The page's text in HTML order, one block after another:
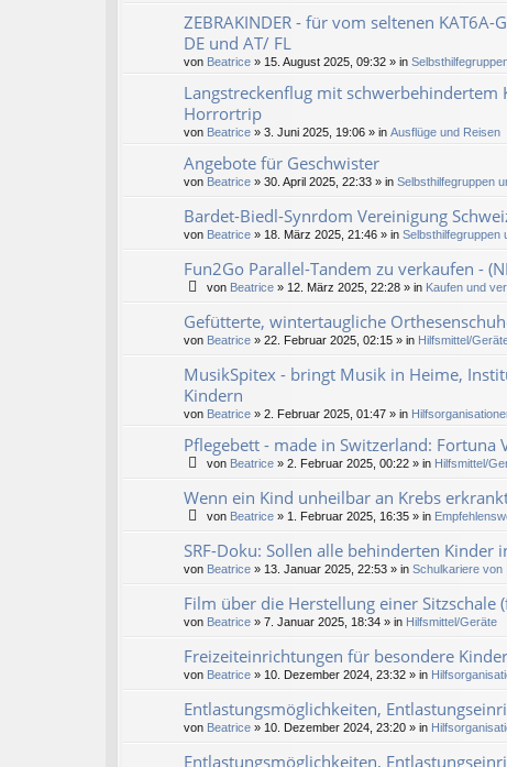
ZEBRAKINDER - für vom seltenen
DE und AT/ FL
von Beatrice » 15. August 2025, 09:32 » in
Langstreckenflug mit schwerbehindertem
Horrortrip
von Beatrice » 3. Juni 2025, 19:06 » in Ausflüge und Reisen
Angebote für Geschwister
von Beatrice » 30. April 2025, 22:33 » in Selbsthilfegruppen
Bardet-Biedl-Synrdom Vereinigung
von Beatrice » 18. März 2025, 21:46 » in Selbsthilfegruppen
Fun2Go Parallel-Tandem zu verkaufen -
von Beatrice » 12. März 2025, 22:28 » in Kaufen und
Gefütterte, wintertaugliche
von Beatrice » 22. Februar 2025, 02:15 » in Hilfsmittel/
MusikSpitex - bringt Musik in Heime,
Kindern
von Beatrice » 2. Februar 2025, 01:47 » in
Pflegebett - made in Switzerland: Fortuna
von Beatrice » 2. Februar 2025, 00:22 » in Hilfsmittel/
Wenn ein Kind unheilbar an Krebs
von Beatrice » 1. Februar 2025, 16:35 » in
SRF-Doku: Sollen alle behinderten Kinder
von Beatrice » 13. Januar 2025, 22:53 » in Schulkariere von
Film über die Herstellung einer Sitzschale
von Beatrice » 7. Januar 2025, 18:34 » in Hilfsmittel/Geräte
Freizeiteinrichtungen für besondere
von Beatrice » 10. Dezember 2024, 23:32 » in
Entlastungsmöglichkeiten,
von Beatrice » 10. Dezember 2024, 23:20 » in
Entlastungsmöglichkeiten,